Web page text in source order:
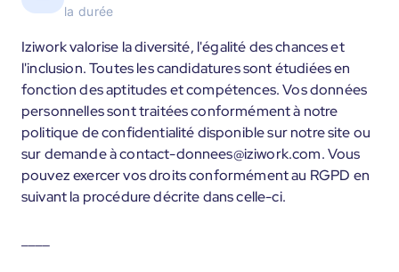
la durée
Iziwork valorise la diversité, l'égalité des chances et
l'inclusion. Toutes les candidatures sont étudiées en
fonction des aptitudes et compétences. Vos données
personnelles sont traitées conformément à notre
politique de confidentialité disponible sur notre site ou
sur demande à contact-donnees@iziwork.com. Vous
pouvez exercer vos droits conformément au RGPD en
suivant la procédure décrite dans celle-ci.